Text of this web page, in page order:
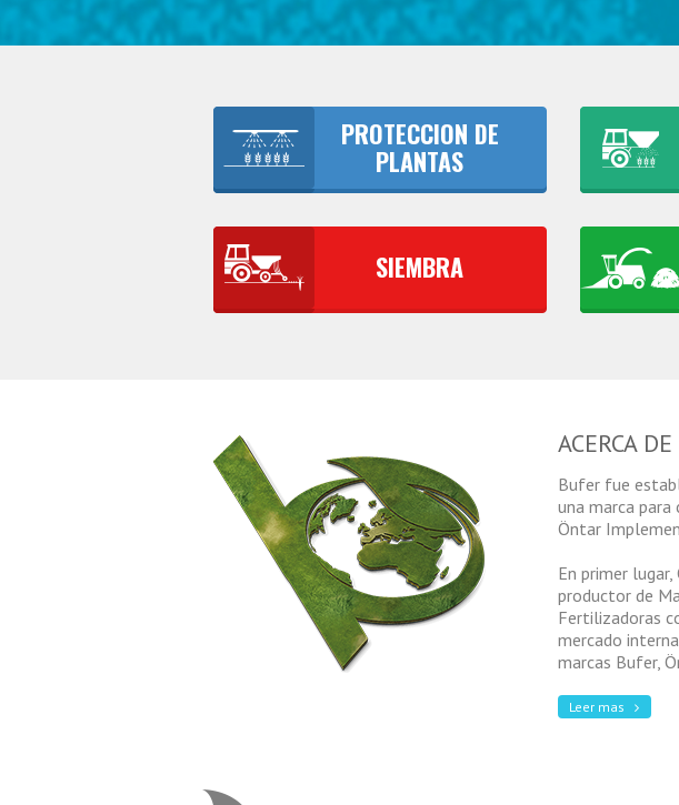
PROTECCION DE
PLANTAS
SIEMBRA
ACERCA
Bufer fue
una marca
Öntar
En primer
productor de
Fertilizadoras
mercado
marcas Bufer,
Leer mas